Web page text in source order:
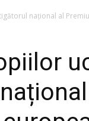
național al